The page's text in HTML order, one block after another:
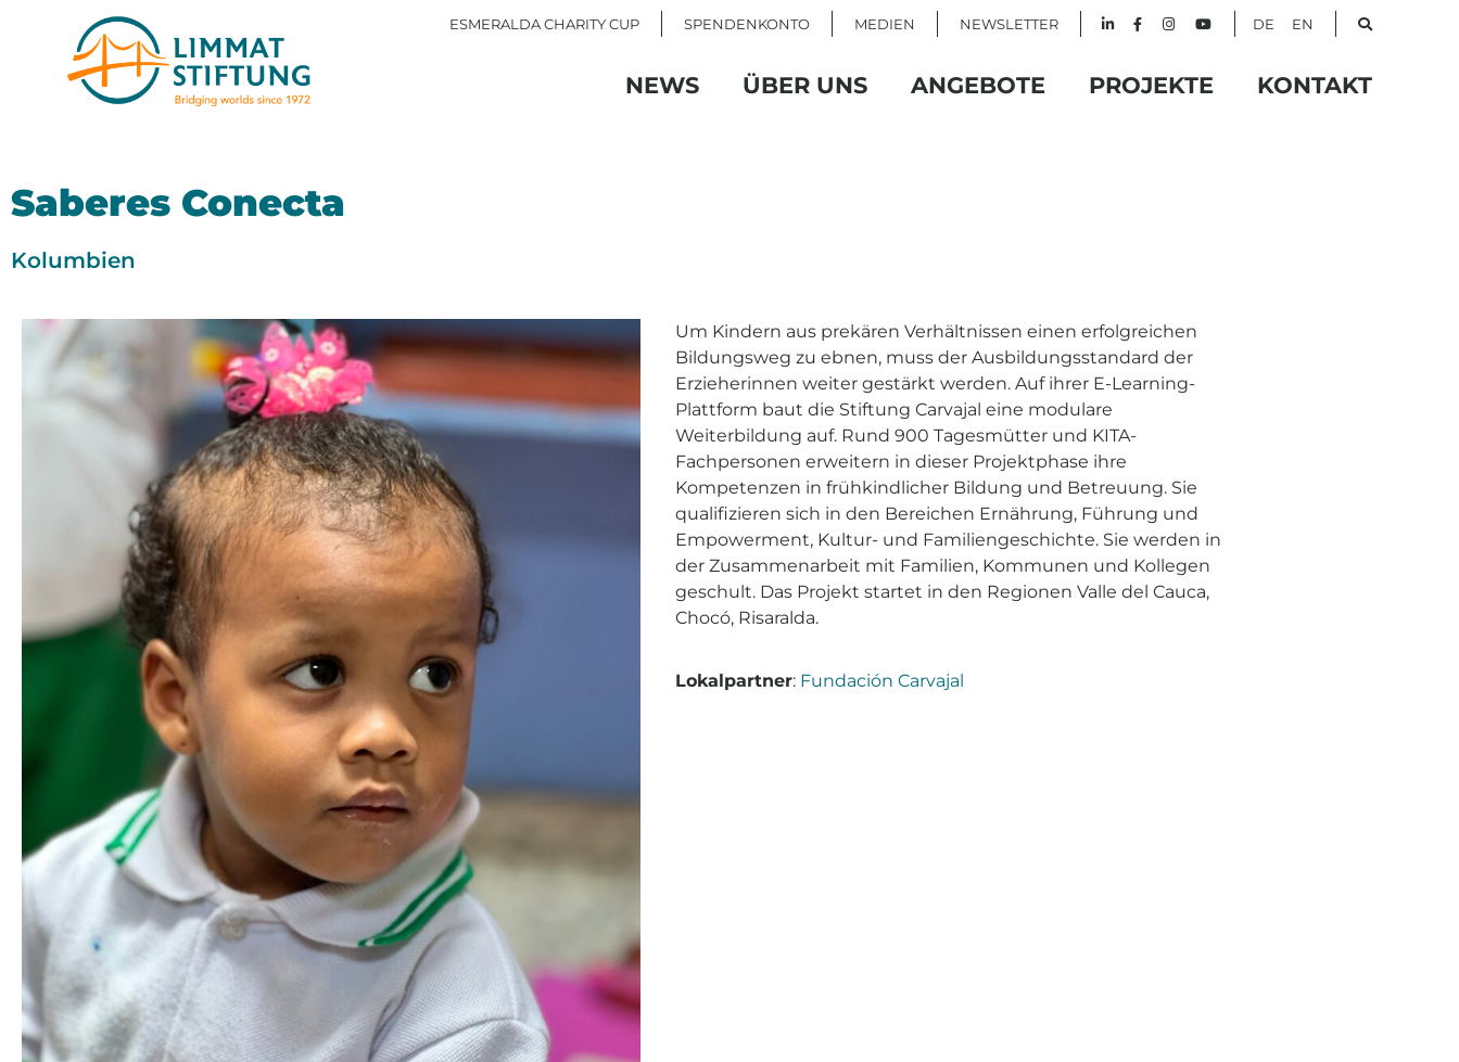
ESMERALDA CHARITY CUP SPENDENKONTO MEDIEN NEWSLETTER DE EN
NEWS ÜBER UNS ANGEBOTE PROJEKTE KONTAKT
Saberes Conecta
Kolumbien
Um Kindern aus prekären Verhältnissen einen erfolgreichen
Bildungsweg zu ebnen, muss der Ausbildungsstandard der
Erzieherinnen weiter gestärkt werden. Auf ihrer E-Learning-
Plattform baut die Stiftung Carvajal eine modulare
Weiterbildung auf. Rund 900 Tagesmütter und KITA-
Fachpersonen erweitern in dieser Projektphase ihre
Kompetenzen in frühkindlicher Bildung und Betreuung. Sie
qualifizieren sich in den Bereichen Ernährung, Führung und
Empowerment, Kultur- und Familiengeschichte. Sie werden in
der Zusammenarbeit mit Familien, Kommunen und Kollegen
geschult. Das Projekt startet in den Regionen Valle del Cauca,
Chocó, Risaralda.
Lokalpartner: Fundación Carvajal